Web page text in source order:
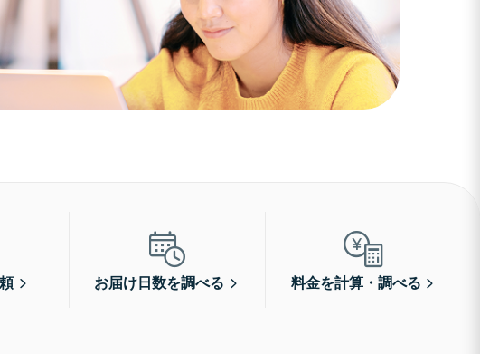
お届け日数を調べる 料金を計算・調べる